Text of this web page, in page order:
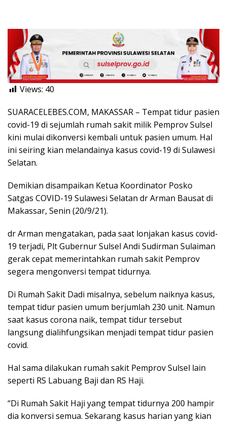
Views: 40
SUARACELEBES.COM, MAKASSAR – Tempat tidur pasien
covid-19 di sejumlah rumah sakit milik Pemprov Sulsel
kini mulai dikonversi kembali untuk pasien umum. Hal
ini seiring kian melandainya kasus covid-19 di Sulawesi
Selatan.
Demikian disampaikan Ketua Koordinator Posko
Satgas COVID-19 Sulawesi Selatan dr Arman Bausat di
Makassar, Senin (20/9/21).
dr Arman mengatakan, pada saat lonjakan kasus covid-
19 terjadi, Plt Gubernur Sulsel Andi Sudirman Sulaiman
gerak cepat memerintahkan rumah sakit Pemprov
segera mengonversi tempat tidurnya.
Di Rumah Sakit Dadi misalnya, sebelum naiknya kasus,
tempat tidur pasien umum berjumlah 230 unit. Namun
saat kasus corona naik, tempat tidur tersebut
langsung dialihfungsikan menjadi tempat tidur pasien
covid.
Hal sama dilakukan rumah sakit Pemprov Sulsel lain
seperti RS Labuang Baji dan RS Haji.
“Di Rumah Sakit Haji yang tempat tidurnya 200 hampir
dia konversi semua. Sekarang kasus harian yang kian